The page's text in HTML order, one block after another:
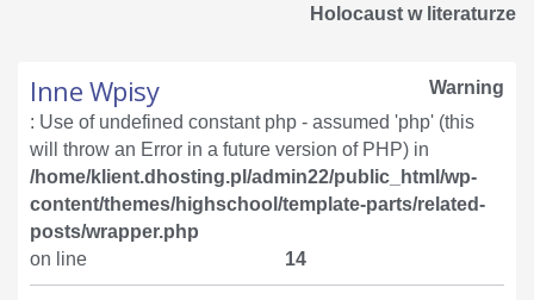
Holocaust w literaturze
Inne Wpisy
Warning
: Use of undefined constant php - assumed 'php' (this
will throw an Error in a future version of PHP) in
/home/klient.dhosting.pl/admin22/public_html/wp-
content/themes/highschool/template-parts/related-
posts/wrapper.php
on line
14